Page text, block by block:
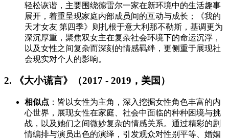
轻松诙谐，主要围绕德雷尔一家在新环境中的生活趣事
展开，着重呈现家庭内部成员间的互动与成长；《我的
天才女友 第四季》则扎根于意大利那不勒斯，基调更为
深沉厚重，聚焦双女主在复杂社会环境下的命运沉浮，
以及女性之间复杂而深刻的情感羁绊，更侧重于展现社
会现实对个人的影响。
2. 《大小谎言》（2017 - 2019，美国）
相似点 ：皆以女性为主角，深入挖掘女性角色丰富的内
心世界，展现女性在家庭、社会中面临的种种困境与挑
战，以及她们之间微妙复杂的情感关系。通过精彩的剧
情编排与演员出色的演绎，引发观众对性别平等、婚姻